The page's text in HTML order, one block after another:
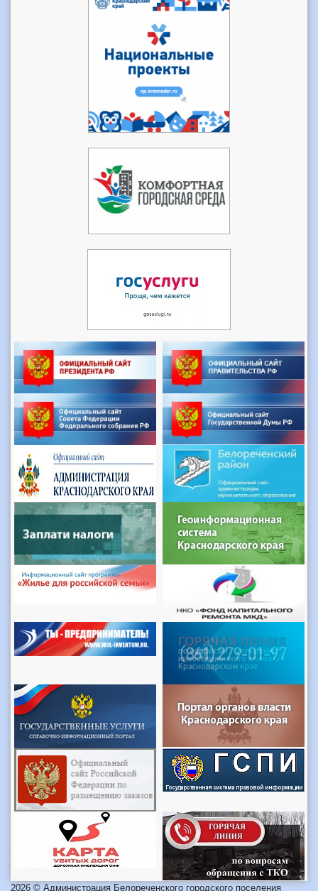
2026 © Администрация Белореченского городского поселения